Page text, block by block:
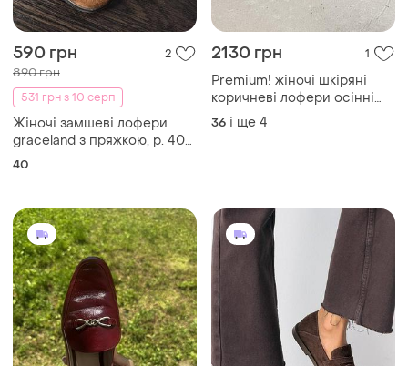
590 грн 2
890 грн
531 грн з 10 серп
Жіночі замшеві лофери
graceland з пряжкою, р. 40
(устілка 26,5 см)
40
2130 грн 1
Premium! жіночі шкіряні
коричневі лофери осінні
туфлі натуральна шкіра
весна осінь
36 і ще 4